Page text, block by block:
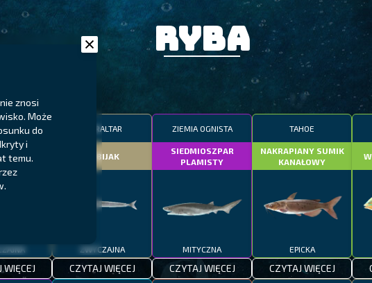
znosi
Może
do
i
temu.
Ryba
WIĘCEJ
GIBRALTAR
DOBIJAK
ZWYCZAJNA
CZYTAJ WIĘCEJ
ZIEMIA OGNISTA
SIEDMIOSZPAR
PLAMISTY
MITYCZNA
CZYTAJ WIĘCEJ
TAHOE
NAKRAPIANY SUMIK
KANAŁOWY
EPICKA
CZYTAJ WIĘCEJ